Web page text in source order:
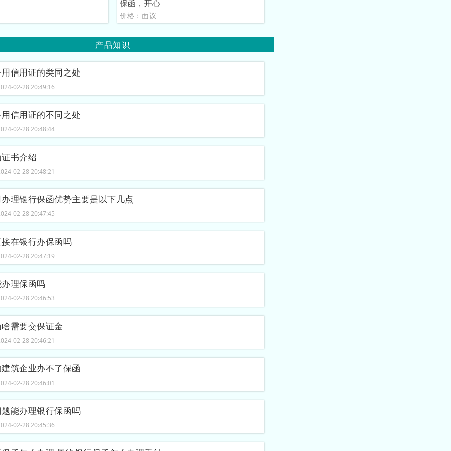
保函，开心
价格：面议
产品知识
信用证的类同之处
02-28 20:49:16
信用证的不同之处
02-28 20:48:44
书介绍
02-28 20:48:21
理银行保函优势主要是以下几点
02-28 20:47:45
在银行办保函吗
02-28 20:47:19
理保函吗
02-28 20:46:53
需要交保证金
02-28 20:46:21
筑企业办不了保函
02-28 20:46:01
能办理银行保函吗
02-28 20:45:36